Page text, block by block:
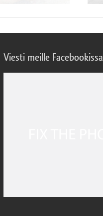
Viesti meille Facebookissa